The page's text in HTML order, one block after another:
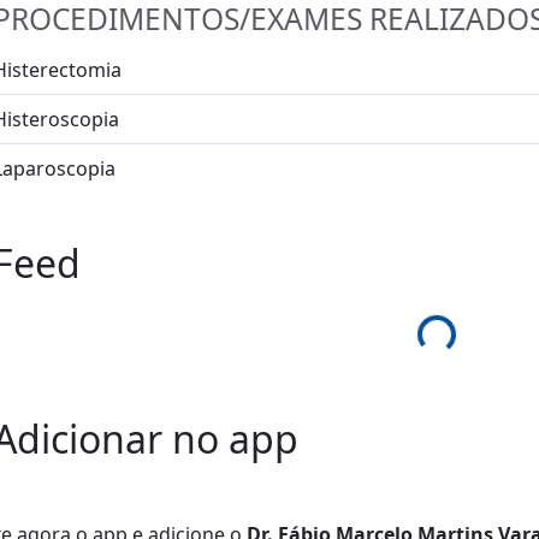
EXAMES
Loading...
no app
agora o app e adicione o Dr. Fábio Marcelo Martins